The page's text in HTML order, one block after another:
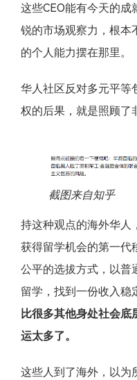
这些CEO能有今天的成
锐的市场观察力，根本
的个人能力摆在那里。
华人社区反对多元平等
权的后果，就是照顾了
截图来自知乎
持这种观点的海外华人
获得留学机会的第一代
公平的选拔方式，以普
留学，找到一份收入稳
比很多其他身处社会
运太多了。
这些人到了海外，以为